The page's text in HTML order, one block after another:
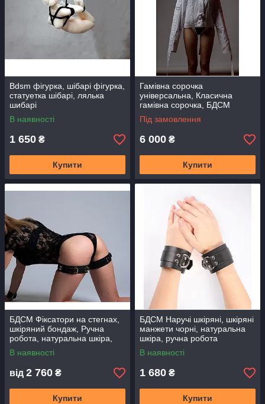
Bdsm фігурка, шібарі фігурка,
статуетка шібарі, лялька
шибарі
В наявності
1 650 ₴
Купити
Гамівна сорочка
універсальна, Класична
гамівна сорочка, БДСМ
бондаж, жорсткий бондаж,
м'який бондаж
Під замовлення
6 000 ₴
Купити
БДСМ Фіксатори на стегнах,
шкіряний бондаж, Ручна
робота, натуральна шкіра,
БДСМ фіксатори для сексу
В наявності
від 2 760 ₴
Купити
БДСМ Наручі шкіряні, шкіряні
манжети чорні, натуральна
шкіра, ручна робота
В наявності
1 680 ₴
Купити